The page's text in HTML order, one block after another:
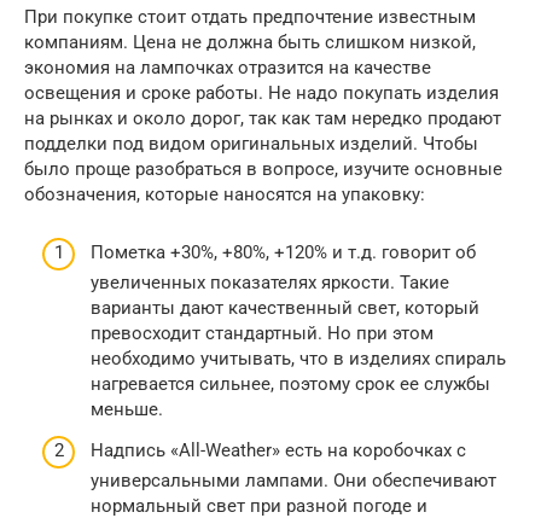
При покупке стоит отдать предпочтение известным
компаниям. Цена не должна быть слишком низкой,
экономия на лампочках отразится на качестве
освещения и сроке работы. Не надо покупать изделия
на рынках и около дорог, так как там нередко продают
подделки под видом оригинальных изделий. Чтобы
было проще разобраться в вопросе, изучите основные
обозначения, которые наносятся на упаковку:
Пометка +30%, +80%, +120% и т.д. говорит об
увеличенных показателях яркости. Такие
варианты дают качественный свет, который
превосходит стандартный. Но при этом
необходимо учитывать, что в изделиях спираль
нагревается сильнее, поэтому срок ее службы
меньше.
Надпись «All-Weather» есть на коробочках с
универсальными лампами. Они обеспечивают
нормальный свет при разной погоде и